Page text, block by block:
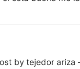
by tejedor ariza